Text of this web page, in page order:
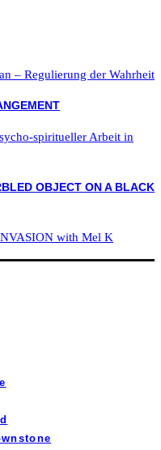
– Regulierung der Wahrheit
spiritueller Arbeit in
with Mel K